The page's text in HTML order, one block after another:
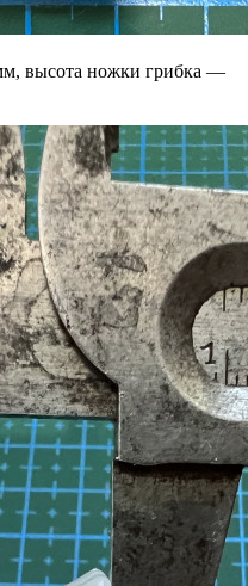
высота ножки грибка —